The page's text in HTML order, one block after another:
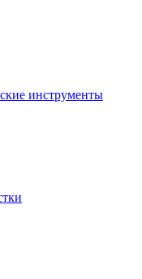
инструменты